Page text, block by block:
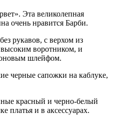
Эта великолепная
очень нравится Барби.
рукавов, с верхом из
воротником, и
шлейфом.
черные сапожки на каблуке,
красный и черно-белый
платья и в аксессуарах.